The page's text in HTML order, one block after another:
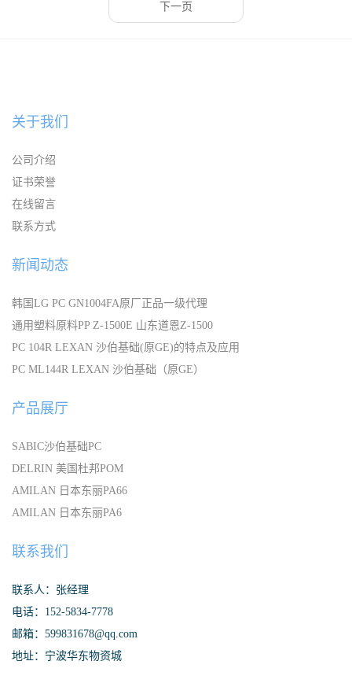
下一页
关于我们
公司介绍
证书荣誉
在线留言
联系方式
新闻动态
韩国LG PC GN1004FA原厂正品一级代理
通用塑料原料PP Z-1500E 山东道恩Z-1500
PC 104R LEXAN 沙伯基础(原GE)的特点及应用
PC ML144R LEXAN 沙伯基础（原GE）
产品展厅
SABIC沙伯基础PC
DELRIN 美国杜邦POM
AMILAN 日本东丽PA66
AMILAN 日本东丽PA6
联系我们
联系人：张经理
电话：152-5834-7778
邮箱：599831678@qq.com
地址：宁波华东物资城